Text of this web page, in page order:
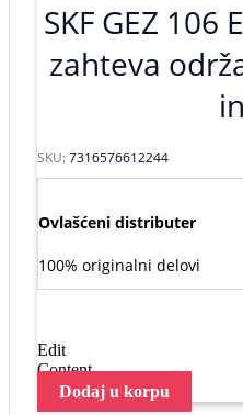
SKF GEZ 106
zahteva
SKU:7316576612244
Ovlašćeni distributer
100% originalni delovi
Edit
Content
Dodaj u korpu